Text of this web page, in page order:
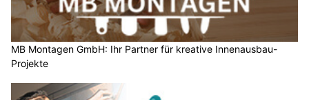
MB Montagen GmbH: Ihr Partner für kreative Innenausbau-
Projekte